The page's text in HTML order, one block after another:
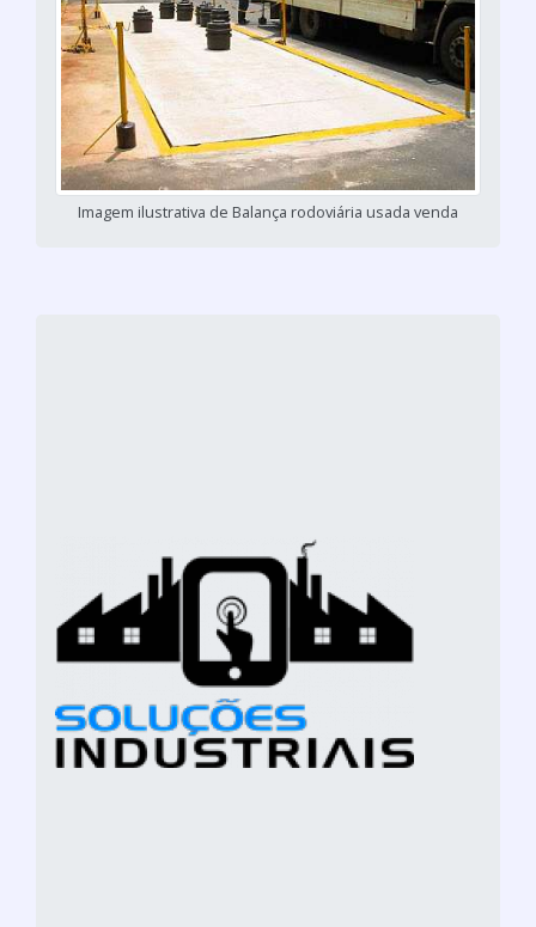
Imagem ilustrativa de Balança rodoviária usada venda